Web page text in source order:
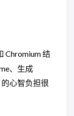
Chromium 结
、生成
心智负担很